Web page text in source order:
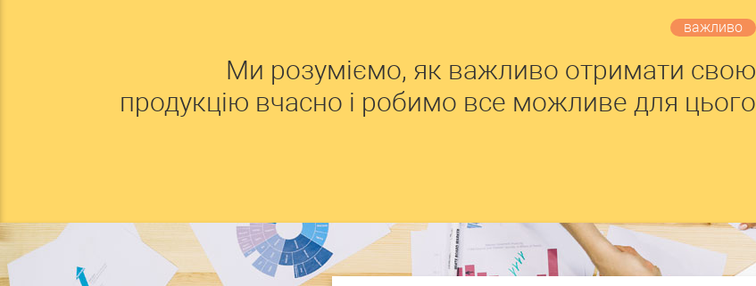
важливо
Ми розуміємо, як важливо отримати свою
продукцію вчасно і робимо все можливе для цього